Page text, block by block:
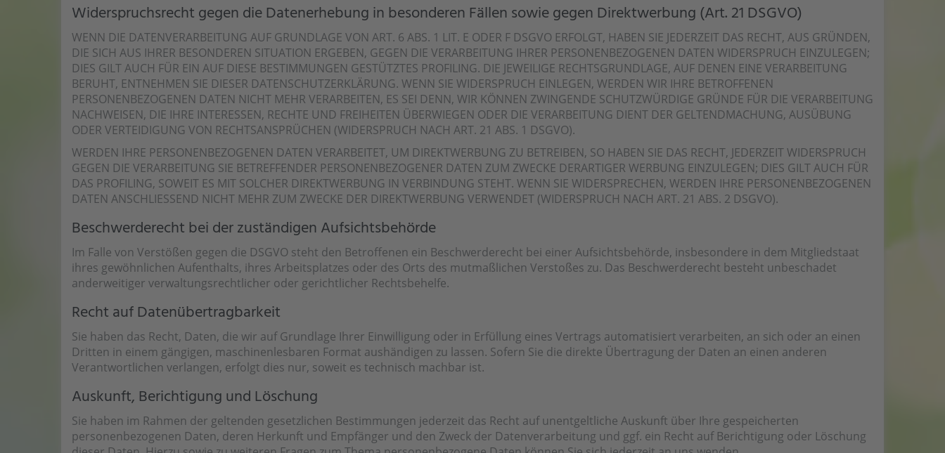
Widerspruchsrecht gegen die Datenerhebung in besonderen Fällen sowie gegen Direktwerbung (Art. 21 DSGVO)
WENN DIE DATENVERARBEITUNG AUF GRUNDLAGE VON ART. 6 ABS. 1 LIT. E ODER F DSGVO ERFOLGT, HABEN SIE JEDERZEIT DAS RECHT, AUS GRÜNDEN,
DIE SICH AUS IHRER BESONDEREN SITUATION ERGEBEN, GEGEN DIE VERARBEITUNG IHRER PERSONENBEZOGENEN DATEN WIDERSPRUCH EINZULEGEN;
DIES GILT AUCH FÜR EIN AUF DIESE BESTIMMUNGEN GESTÜTZTES PROFILING. DIE JEWEILIGE RECHTSGRUNDLAGE, AUF DENEN EINE VERARBEITUNG
BERUHT, ENTNEHMEN SIE DIESER DATENSCHUTZERKLÄRUNG. WENN SIE WIDERSPRUCH EINLEGEN, WERDEN WIR IHRE BETROFFENEN
PERSONENBEZOGENEN DATEN NICHT MEHR VERARBEITEN, ES SEI DENN, WIR KÖNNEN ZWINGENDE SCHUTZWÜRDIGE GRÜNDE FÜR DIE VERARBEITUNG
NACHWEISEN, DIE IHRE INTERESSEN, RECHTE UND FREIHEITEN ÜBERWIEGEN ODER DIE VERARBEITUNG DIENT DER GELTENDMACHUNG, AUSÜBUNG
ODER VERTEIDIGUNG VON RECHTSANSPRÜCHEN (WIDERSPRUCH NACH ART. 21 ABS. 1 DSGVO).
WERDEN IHRE PERSONENBEZOGENEN DATEN VERARBEITET, UM DIREKTWERBUNG ZU BETREIBEN, SO HABEN SIE DAS RECHT, JEDERZEIT WIDERSPRUCH
GEGEN DIE VERARBEITUNG SIE BETREFFENDER PERSONENBEZOGENER DATEN ZUM ZWECKE DERARTIGER WERBUNG EINZULEGEN; DIES GILT AUCH FÜR
DAS PROFILING, SOWEIT ES MIT SOLCHER DIREKTWERBUNG IN VERBINDUNG STEHT. WENN SIE WIDERSPRECHEN, WERDEN IHRE PERSONENBEZOGENEN
DATEN ANSCHLIESSEND NICHT MEHR ZUM ZWECKE DER DIREKTWERBUNG VERWENDET (WIDERSPRUCH NACH ART. 21 ABS. 2 DSGVO).
Beschwerde­recht bei der zuständigen Aufsichts­behörde
Im Falle von Verstößen gegen die DSGVO steht den Betroffenen ein Beschwerderecht bei einer Aufsichtsbehörde, insbesondere in dem Mitgliedstaat
ihres gewöhnlichen Aufenthalts, ihres Arbeitsplatzes oder des Orts des mutmaßlichen Verstoßes zu. Das Beschwerderecht besteht unbeschadet
anderweitiger verwaltungsrechtlicher oder gerichtlicher Rechtsbehelfe.
Recht auf Daten­übertrag­barkeit
Sie haben das Recht, Daten, die wir auf Grundlage Ihrer Einwilligung oder in Erfüllung eines Vertrags automatisiert verarbeiten, an sich oder an einen
Dritten in einem gängigen, maschinenlesbaren Format aushändigen zu lassen. Sofern Sie die direkte Übertragung der Daten an einen anderen
Verantwortlichen verlangen, erfolgt dies nur, soweit es technisch machbar ist.
Auskunft, Berichtigung und Löschung
Sie haben im Rahmen der geltenden gesetzlichen Bestimmungen jederzeit das Recht auf unentgeltliche Auskunft über Ihre gespeicherten
personenbezogenen Daten, deren Herkunft und Empfänger und den Zweck der Datenverarbeitung und ggf. ein Recht auf Berichtigung oder Löschung